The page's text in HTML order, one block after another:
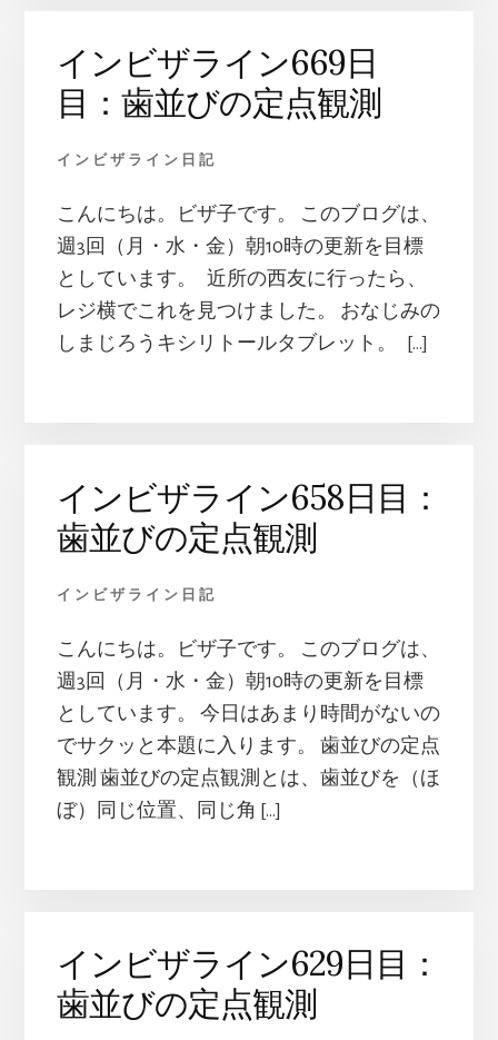
インビザライン669日
目：歯並びの定点観測
インビザライン日記
こんにちは。ビザ子です。 このブログは、
週3回（月・水・金）朝10時の更新を目標
としています。 近所の西友に行ったら、
レジ横でこれを見つけました。 おなじみの
しまじろうキシリトールタブレット。 […]
インビザライン658日目：
歯並びの定点観測
インビザライン日記
こんにちは。ビザ子です。 このブログは、
週3回（月・水・金）朝10時の更新を目標
としています。 今日はあまり時間がないの
でサクッと本題に入ります。 歯並びの定点
観測 歯並びの定点観測とは、歯並びを（ほ
ぼ）同じ位置、同じ角 […]
インビザライン629日目：
歯並びの定点観測